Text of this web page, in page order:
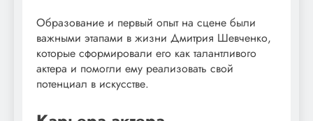
Образование и первый опыт на сцене были
важными этапами в жизни Дмитрия Шевченко,
которые сформировали его как талантливого
актера и помогли ему реализовать свой
потенциал в искусстве.